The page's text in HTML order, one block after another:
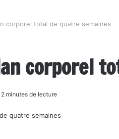
corporel total de quatre semaines
corporel
2 minutes de lecture